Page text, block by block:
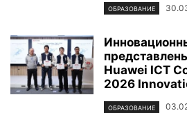
ОБРАЗОВАНИЕ
Huawei ICT
2026
ОБРАЗОВАНИЕ